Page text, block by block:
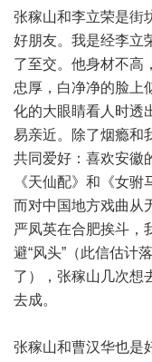
张稼山和李立荣是街
好朋友。我是经李立
了至交。他身材不高
忠厚，白净净的脸上
化的大眼睛看人时透
易亲近。除了烟瘾和
共同爱好：喜欢安徽
《天仙配》和《女
而对中国地方戏曲从
严凤英在合肥挨斗，
避“风头”（此信估计
了），张稼山几次想
去成。
张稼山和曹汉华也是